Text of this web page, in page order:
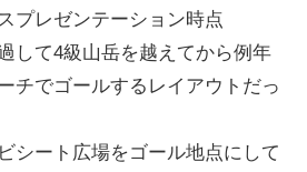
プレゼンテーション時点
して4級山岳を越えてから例年
チでゴールするレイアウトだっ
シート広場をゴール地点にして